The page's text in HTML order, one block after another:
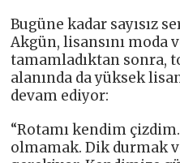
Bugüne kadar sayısız
Akgün, lisansını moda
tamamladıktan sonra,
alanında da yüksek
devam ediyor:
“Rotamı kendim
olmamak. Dik durmak